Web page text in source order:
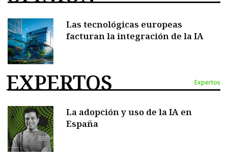
Las tecnológicas europeas
facturan la integración de la IA
EXPERTOS Expertos
La adopción y uso de la IA en
España